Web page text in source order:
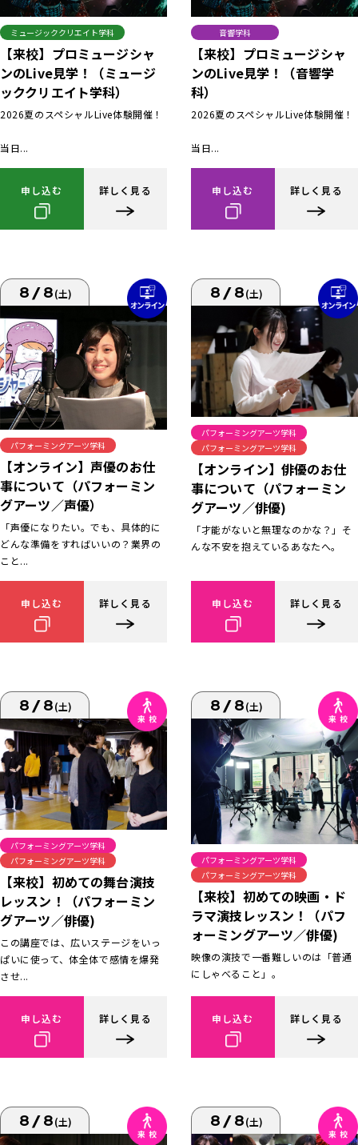
ミュージッククリエイト学科
【来校】プロミュージシャ
ンのLive見学！（ミュージ
ッククリエイト学科）
2026夏のスペシャルLive体験開催！
当日...
申し込む 詳しく見る
音響学科
【来校】プロミュージシャ
ンのLive見学！（音響学
科）
2026夏のスペシャルLive体験開催！
当日...
申し込む 詳しく見る
8/8(土)
パフォーミングアーツ学科
【オンライン】声優のお仕
事について（パフォーミン
グアーツ／声優）
「声優になりたい。でも、具体的に
どんな準備をすればいいの？業界の
こと...
申し込む 詳しく見る
8/8(土)
パフォーミングアーツ学科
パフォーミングアーツ学科
【オンライン】俳優のお仕
事について（パフォーミン
グアーツ／俳優)
「才能がないと無理なのかな？」そ
んな不安を抱えているあなたへ。
申し込む 詳しく見る
8/8(土)
パフォーミングアーツ学科
パフォーミングアーツ学科
【来校】初めての舞台演技
レッスン！（パフォーミン
グアーツ／俳優)
この講座では、広いステージをいっ
ぱいに使って、体全体で感情を爆発
させ...
申し込む 詳しく見る
8/8(土)
パフォーミングアーツ学科
パフォーミングアーツ学科
【来校】初めての映画・ド
ラマ演技レッスン！（パフ
ォーミングアーツ／俳優)
映像の演技で一番難しいのは「普通
にしゃべること」。
申し込む 詳しく見る
8/8(土) 8/8(土)